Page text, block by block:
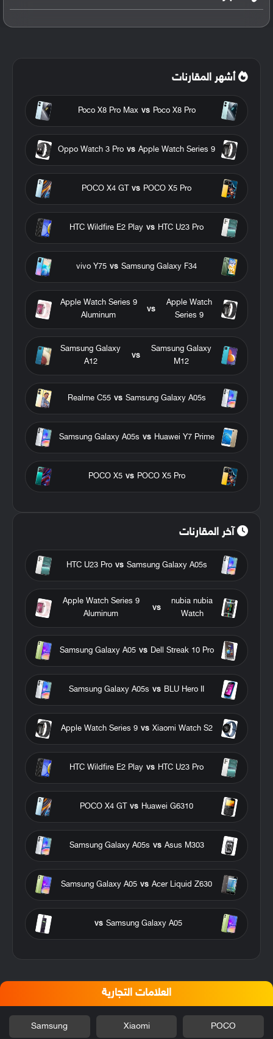
أشهر المقارنات
Poco X8 Pro
vs
Poco X8 Pro Max
Apple Watch Series 9
vs
Oppo Watch 3 Pro
POCO X5 Pro
vs
POCO X4 GT
HTC U23 Pro
vs
HTC Wildfire E2 Play
Samsung Galaxy F34
vs
vivo Y75
Apple Watch
Series 9
vs
Apple Watch Series 9
Aluminum
Samsung Galaxy
M12
vs
Samsung Galaxy
A12
Samsung Galaxy A05s
vs
Realme C55
Huawei Y7 Prime
vs
Samsung Galaxy A05s
POCO X5 Pro
vs
POCO X5
آخر المقارنات
Samsung Galaxy A05s
vs
HTC U23 Pro
nubia nubia
Watch
vs
Apple Watch Series 9
Aluminum
Dell Streak 10 Pro
vs
Samsung Galaxy A05
BLU Hero II
vs
Samsung Galaxy A05s
Xiaomi Watch S2
vs
Apple Watch Series 9
HTC U23 Pro
vs
HTC Wildfire E2 Play
Huawei G6310
vs
POCO X4 GT
Asus M303
vs
Samsung Galaxy A05s
Acer Liquid Z630
vs
Samsung Galaxy A05
Samsung Galaxy A05
vs
العلامات التجارية
POCO
Xiaomi
Samsung